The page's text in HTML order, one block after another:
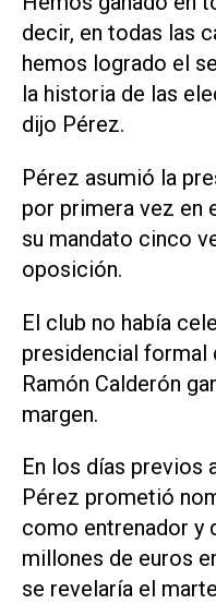
decir, en todas las
hemos logrado el
la historia de las
dijo Pérez.
Pérez asumió la
por primera vez en
su ‌mandato cinco
oposición.
El club no había
presidencial formal
Ramón Calderón
margen.
En los días previos
Pérez prometió
como entrenador y
millones de euros
se revelaría el